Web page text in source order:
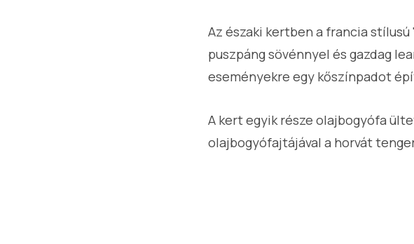
Az északi kertben a francia
puszpáng sövénnyel és gazdag
eseményekre egy kőszínpadot
A kert egyik része olajbogyófa
olajbogyófajtájával a horvát